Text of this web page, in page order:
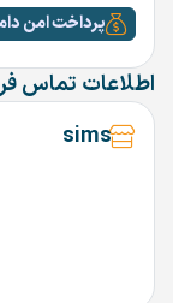
پرداخت امن
اطلاعات تماس
sims